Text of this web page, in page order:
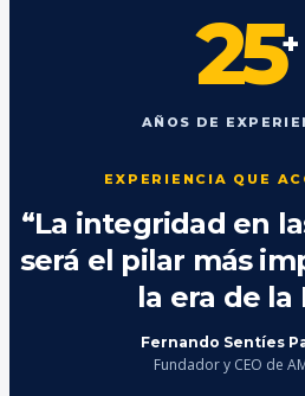
25+
AÑOS DE
EXPERIENCIA QUE
“La integridad en
será el pilar más
la era de la
Fernando Sentíes
Fundador y CEO de